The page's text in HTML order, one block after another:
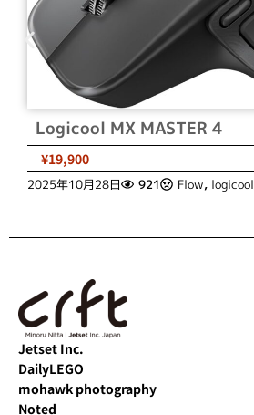
Logicool MX MASTER 4
¥19,900
2025年10月28日 921 Flow, logicool
Jetset Inc.
DailyLEGO
mohawk photography
Noted